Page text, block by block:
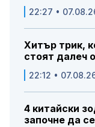
22:27 •
Хитър трик,
стоят далеч
22:12 •
4 китайски
започне да